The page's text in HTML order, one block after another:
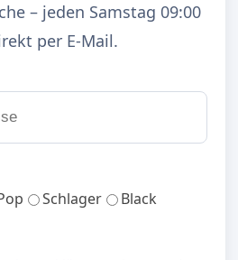
– jeden Samstag 09:00
per E-Mail.
Schlager
Black